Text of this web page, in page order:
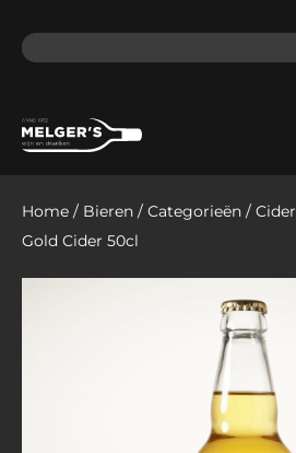
Home / Bieren / Categorieën / Cider
Gold Cider 50cl